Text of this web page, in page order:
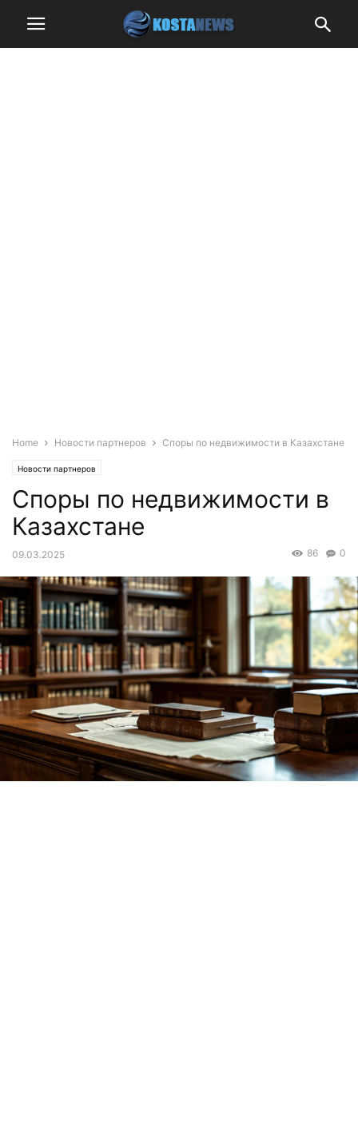
Home Новости партнеров Споры по недвижимости в Казахстане
Новости партнеров
Споры по недвижимости в
Казахстане
09.03.2025 0
86